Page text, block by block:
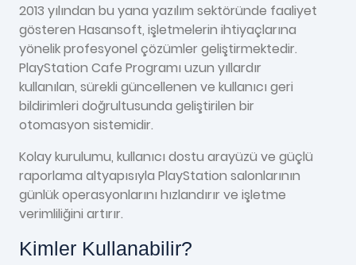
2013 yılından bu yana yazılım sektöründe faaliyet
gösteren Hasansoft, işletmelerin ihtiyaçlarına
yönelik profesyonel çözümler geliştirmektedir.
PlayStation Cafe Programı uzun yıllardır
kullanılan, sürekli güncellenen ve kullanıcı geri
bildirimleri doğrultusunda geliştirilen bir
otomasyon sistemidir.
Kolay kurulumu, kullanıcı dostu arayüzü ve güçlü
raporlama altyapısıyla PlayStation salonlarının
günlük operasyonlarını hızlandırır ve işletme
verimliliğini artırır.
Kimler Kullanabilir?